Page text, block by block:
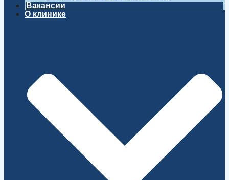
Вакансии
О клинике